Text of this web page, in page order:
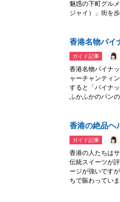
魅惑の下町グル
ジャイ）」街を
香港名物パイ
ガイド記事
香港名物パイナ
ャーチャンティ
すると「パイナ
ふかふかのパン
香港の絶品ヘ
ガイド記事
香港の人たちは
伝統スイーツが
ージが強いです
ちで賑わってい